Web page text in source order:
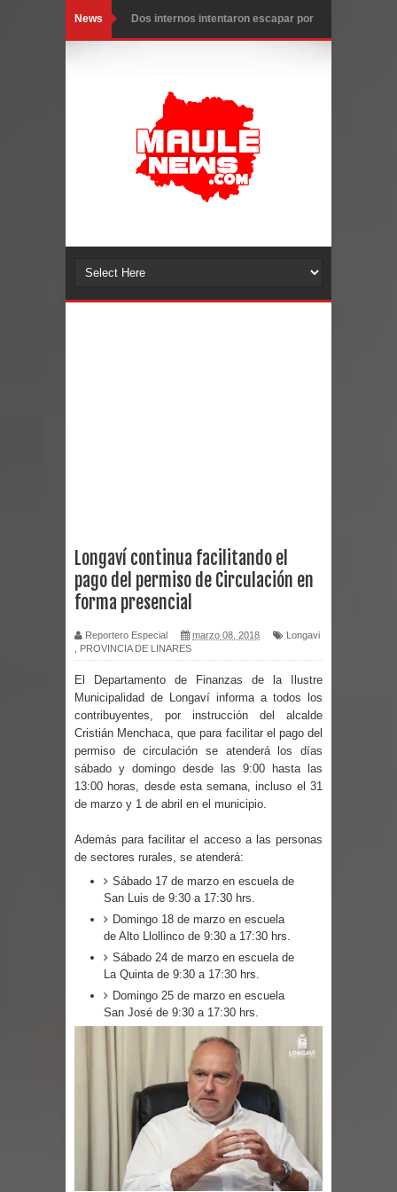
News Dos internos intentaron escapar por
Temporal obliga a cerrar
anticipadamente la Fiesta del
Chancho en Talca tras caída de
ramas cerca de carpas
Talca en el inicio de la Fiesta del
Bodas de Oro
Curicó desarrollará jornada de
virus respiratorios
Empedrado desarrolló con éxito el
desafío guerreros 2026
Banda linarense Los Remembers
regresa de Brasil tras impulsar un
intercambio musical y pedagógico
con comunidades escolares
expertos reiteren llamado a
Mario Meza endurece críticas contra
ministra de Salud por dejar fuera a
Linares: “No dará la cara”
Longaví continua facilitando el
pago del permiso de Circulación en
forma presencial
Reportero Especial marzo 08, 2018
Longavi
PROVINCIA DE LINARES
El Departamento de Finanzas de la Ilustre
Municipalidad de Longaví informa a todos los
contribuyentes, por instrucción del alcalde
Cristián Menchaca, que para facilitar el pago del
permiso de circulación se atenderá los días
sábado y domingo desde las 9:00 hasta las
13:00 horas, desde esta semana, incluso el 31
de marzo y 1 de abril en el municipio.
Además para facilitar el acceso a las personas
de sectores rurales, se atenderá:
Sábado 17 de marzo en escuela de
San Luis de 9:30 a 17:30 hrs.
Domingo 18 de marzo en escuela
de Alto Llollinco de 9:30 a 17:30 hrs.
Sábado 24 de marzo en escuela de
La Quinta de 9:30 a 17:30 hrs.
Domingo 25 de marzo en escuela
San José de 9:30 a 17:30 hrs.